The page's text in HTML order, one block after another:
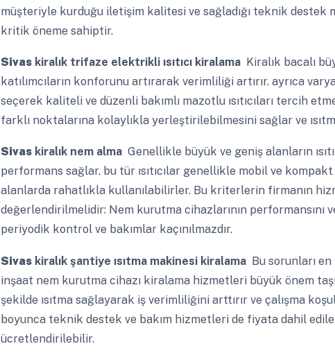
müşteriyle kurduğu iletişim kalitesi ve sağladığı teknik
kritik öneme sahiptir.
Sivaskiralık trifaze elektrikli ısıtıcı kiralamaKiralık bacalı
katılımcıların konforunu artırarak verimliliği artırır. ayrıca
seçerek kaliteli ve düzenli bakımlı mazotlu ısıtıcıları tercih
farklı noktalarına kolaylıkla yerleştirilebilmesini sağlar ve
Sivaskiralık nem almaGenellikle büyük ve geniş alanların
performans sağlar. bu tür ısıtıcılar genellikle mobil ve
alanlarda rahatlıkla kullanılabilirler. Bu kriterlerin firmanın
değerlendirilmelidir: Nem kurutma cihazlarının
periyodik kontrol ve bakımlar kaçınılmazdır.
Sivaskiralık şantiye ısıtma makinesi kiralamaBu sorunları en
inşaat nem kurutma cihazı kiralama hizmetleri büyük önem
şekilde ısıtma sağlayarak iş verimliliğini arttırır ve çalışma
boyunca teknik destek ve bakım hizmetleri de fiyata dahil
ücretlendirilebilir.